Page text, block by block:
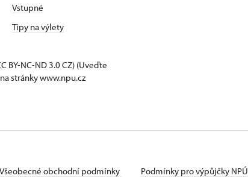
Vstupné
Tipy na výlety
BY-NC-ND 3.0 CZ) (Uveďte
stránky www.npu.cz
Všeobecné obchodní podmínky
Podmínky pro výpůjčky NPÚ